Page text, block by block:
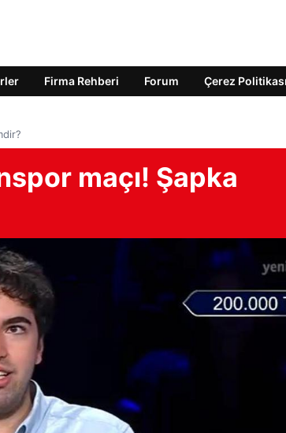
Firma Rehberi Forum Çerez Politikası
maçı! Şapka